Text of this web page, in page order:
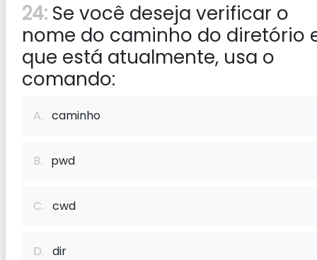
24: Se você deseja verificar o
nome do caminho do diretório
que está atualmente, usa o
comando:
A. caminho
B. pwd
C. cwd
D. dir